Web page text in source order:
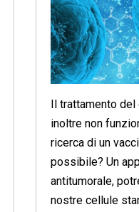
Il trattamento
inoltre non
ricerca di un
possibile? Un
antitumorale,
nostre cellule